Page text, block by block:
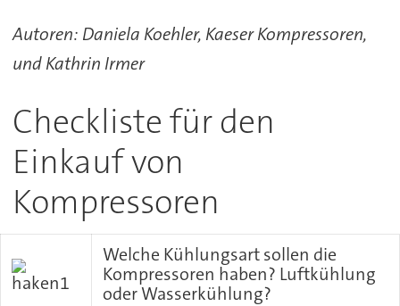
Autoren: Daniela Koehler, Kaeser Kompressoren,
und Kathrin Irmer
Checkliste für den
Einkauf von
Kompressoren
Welche Kühlungsart sollen die
Kompressoren haben? Luftkühlung
oder Wasserkühlung?